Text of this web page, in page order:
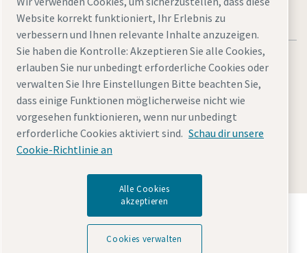
Rechtliche Hinweise und Datenschutzerklärung
Cookies verwaltenBarrierefreiheitSitemap
Entdecken Sie, wie die Atlas Copco Group
Technologien ermöglicht, die die Zukunft verändern.
Besuchen Sie die Website der Atlas Copco Group
Website korrekt funktioniert, Ihr Erlebnis zu
verbessern und Ihnen relevante Inhalte anzuzeigen.
Sie haben die Kontrolle: Akzeptieren Sie alle Cookies,
erlauben Sie nur unbedingt erforderliche Cookies oder
verwalten Sie Ihre Einstellungen Bitte beachten Sie,
dass einige Funktionen möglicherweise nicht wie
vorgesehen funktionieren, wenn nur unbedingt
erforderliche Cookies aktiviert sind. Schau dir unsere
Cookie-Richtlinie an
Alle Cookies
akzeptieren
Cookies verwalten